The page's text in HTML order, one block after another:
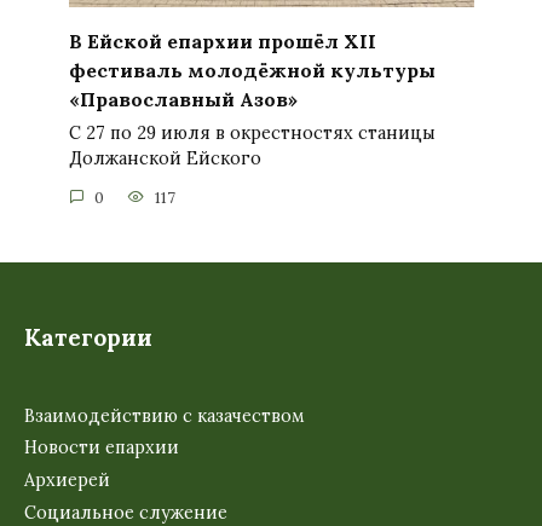
В Ейской епархии прошёл XII
фестиваль молодёжной культуры
«Православный Азов»
С 27 по 29 июля в окрестностях станицы
Должанской Ейского
0 117
Категории
Взаимодействию с казачеством
Новости епархии
Архиерей
Социальное служение